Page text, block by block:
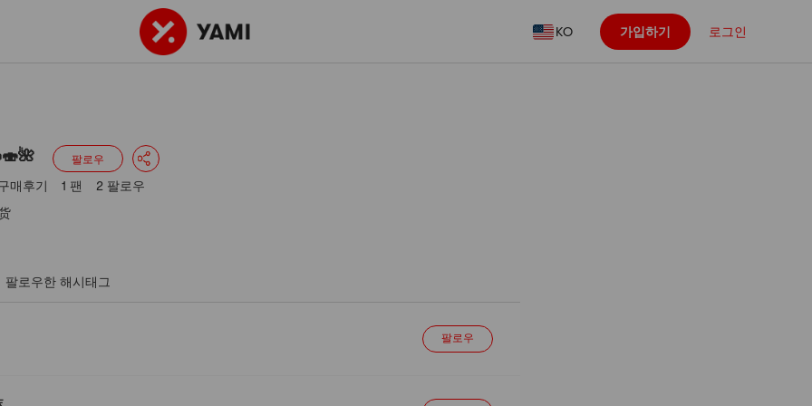
KO 가입하기 로그인
팔로우
매후기 1 팬
2 팔로우
팔로우한 해시태그
팔로우